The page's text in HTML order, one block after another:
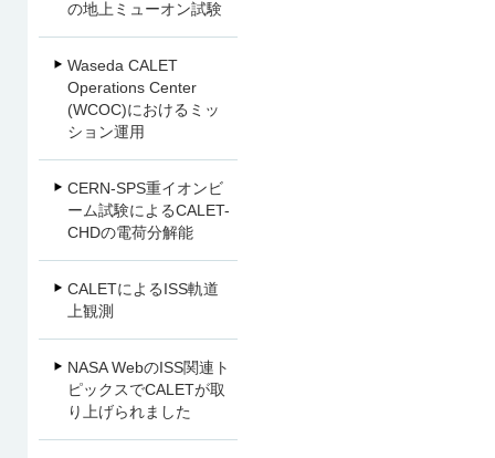
の地上ミューオン試験
Waseda CALET
Operations Center
(WCOC)におけるミッ
ション運用
CERN-SPS重イオンビ
ーム試験によるCALET-
CHDの電荷分解能
CALETによるISS軌道
上観測
NASA WebのISS関連ト
ピックスでCALETが取
り上げられました